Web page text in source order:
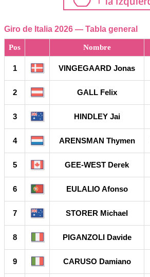
Giro de Italia 2026 — Tabla general
Pos Nombre
1 VINGEGAARD Jonas
2 GALL Felix
3 HINDLEY Jai
4 ARENSMAN Thymen
5 GEE-WEST Derek
6 EULALIO Afonso
7 STORER Michael
8 PIGANZOLI Davide
9 CARUSO Damiano